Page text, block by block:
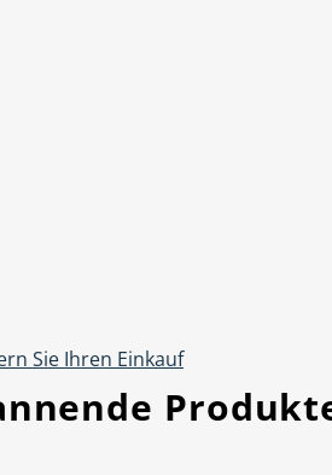
Sie Ihren Einkauf